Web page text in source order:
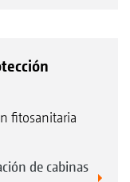
de
fitosanitaria
de cabinas